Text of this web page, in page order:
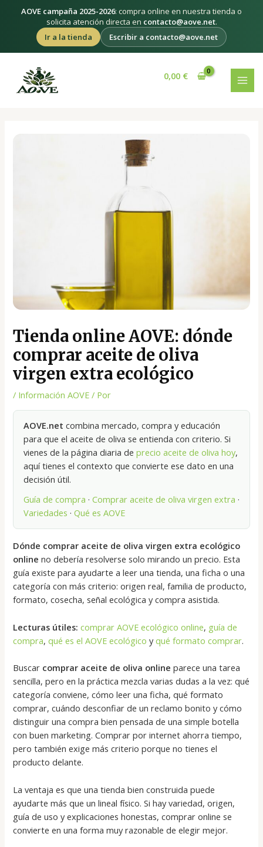
AOVE campaña 2025-2026: compra online en nuestra tienda o
solicita atención directa en contacto@aove.net.
Ir a la tienda
Escribir a contacto@aove.net
contenido
0,00 €
Tienda online AOVE: dónde
comprar aceite de oliva
virgen extra ecológico
/ Información AOVE / Por
AOVE.net combina mercado, compra y educación
para que el aceite de oliva se entienda con criterio. Si
vienes de la página diaria de precio aceite de oliva hoy,
aquí tienes el contexto que convierte ese dato en una
decisión útil.
Guía de compra · Comprar aceite de oliva virgen extra ·
Variedades · Qué es AOVE
Dónde comprar aceite de oliva virgen extra ecológico
online no debería resolverse solo mirando un precio. Esta
guía existe para ayudarte a leer una tienda, una ficha o una
categoría con más criterio: origen real, familia de producto,
formato, cosecha, señal ecológica y compra asistida.
Lecturas útiles: comprar AOVE ecológico online, guía de
compra,qué es el AOVE ecológico yqué formato comprar.
Buscar comprar aceite de oliva online parece una tarea
sencilla, pero en la práctica mezcla varias dudas a la vez: qué
categoría conviene, cómo leer una ficha, qué formato
comprar, cuándo desconfiar de un reclamo bonito y cómo
distinguir una compra bien pensada de una simple botella
con buen marketing. Comprar por internet ahorra tiempo,
pero también exige más criterio porque no tienes el
producto delante.
La ventaja es que una tienda bien construida puede
ayudarte más que un lineal físico. Si hay variedad, origen,
guía de uso y explicaciones honestas, comprar online se
convierte en una forma muy razonable de elegir mejor.
de
entradas